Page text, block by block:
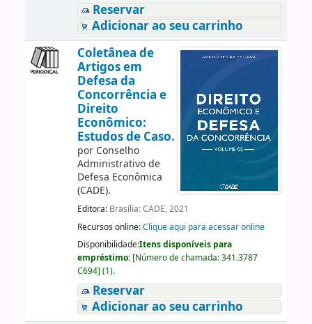
Reservar
Adicionar ao seu carrinho
Coletânea de
Artigos em
Defesa da
Concorrência e
Direito
Econômico:
Estudos de Caso.
por Conselho
Administrativo de
Defesa Econômica
(CADE).
Editora: Brasília: CADE, 2021
Recursos online:Clique aqui para acessar online
Disponibilidade:Itens disponíveis para
empréstimo: [Número de chamada:341.3787
C694] (1).
Reservar
Adicionar ao seu carrinho